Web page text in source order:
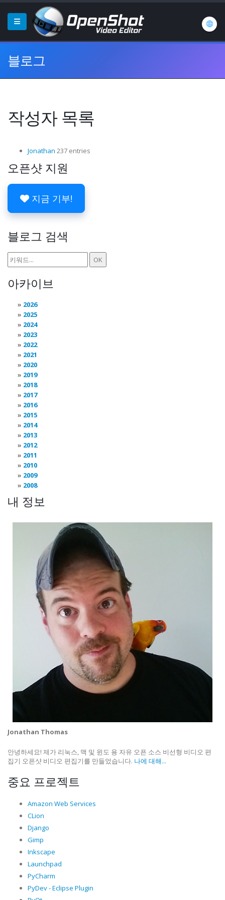
블로그
작성자 목록
Jonathan 237 entries
오픈샷 지원
지금 기부!
블로그 검색
아카이브
2026
2025
2024
2023
2022
2021
2020
2019
2018
2017
2016
2015
2014
2013
2012
2011
2010
2009
2008
내 정보
Jonathan Thomas
안녕하세요! 제가 리눅스, 맥 및 윈도 용 자유 오픈 소스 비선형 비디오 편
집기 오픈샷 비디오 편집기를 만들었습니다. 나에 대해...
중요 프로젝트
Amazon Web Services
CLion
Django
Gimp
Inkscape
Launchpad
PyCharm
PyDev - Eclipse Plugin